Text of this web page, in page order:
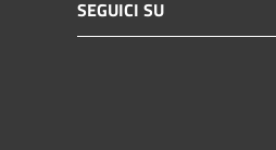
SEGUICI SU